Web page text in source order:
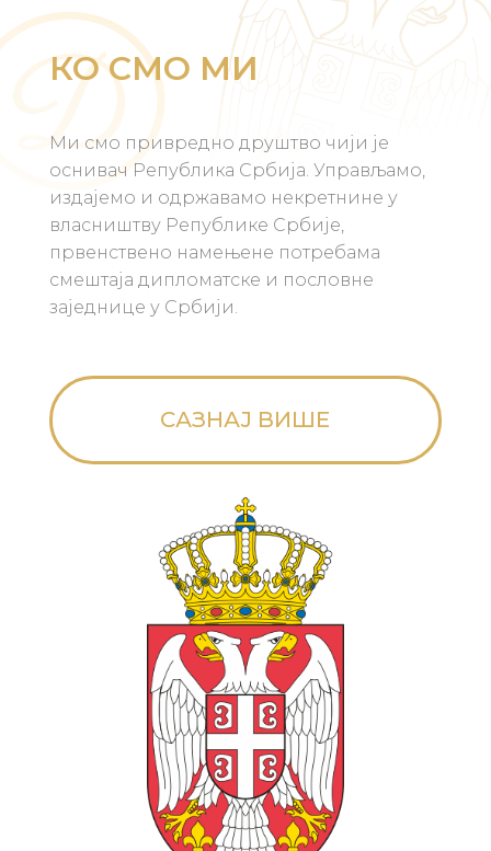
КО СМО МИ
Ми смо привредно друштво чији је
оснивач Република Србија. Управљамо,
издајемо и одржавамо некретнине у
власништву Републике Србије,
првенствено намењене потребама
смештаја дипломатске и пословне
заједнице у Србији.
САЗНАЈ ВИШЕ